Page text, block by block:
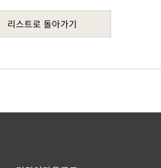
리스트로 돌아가기